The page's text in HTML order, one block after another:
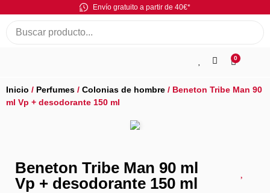
Envío gratuito a partir de 40€*
0
Inicio / Perfumes / Colonias de hombre / Beneton Tribe Man 90
ml Vp + desodorante 150 ml
Beneton Tribe Man 90 ml
Vp + desodorante 150 ml